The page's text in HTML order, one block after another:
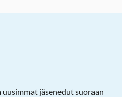
jäsenedut suoraan